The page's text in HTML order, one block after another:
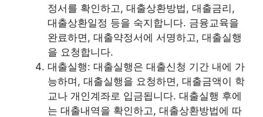
정서를 확인하고, 대출상환방법, 대출금리,
대출상환일정 등을 숙지합니다. 금융교육을
완료하면, 대출약정서에 서명하고, 대출실행
을 요청합니다.
대출실행: 대출실행은 대출신청 기간 내에 가
능하며, 대출실행을 요청하면, 대출금액이 학
교나 개인계좌로 입금됩니다. 대출실행 후에
는 대출내역을 확인하고, 대출상환방법에 따